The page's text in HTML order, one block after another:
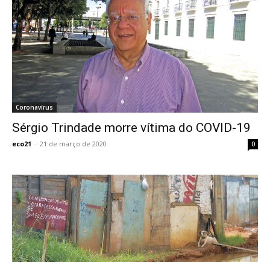
Coronavírus
Sérgio Trindade morre vítima do COVID-19
eco21 - 21 de março de 2020 0